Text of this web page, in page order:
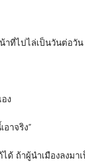
าที่ไปไล่เป็นวันต่อวัน
ง
าจริง”
ด้ ถ้าผู้นำเมืองลงมา